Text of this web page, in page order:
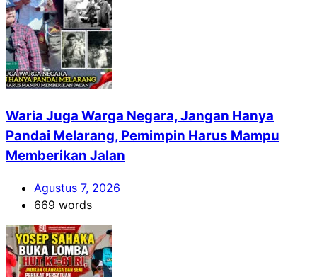
Waria Juga Warga Negara, Jangan Hanya
Pandai Melarang, Pemimpin Harus Mampu
Memberikan Jalan
Agustus 7, 2026
669 words